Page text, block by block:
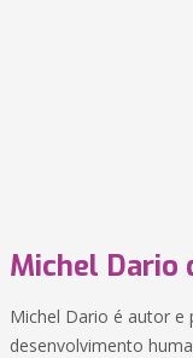
Michel Dario
Michel Dario é autor e
desenvolvimento